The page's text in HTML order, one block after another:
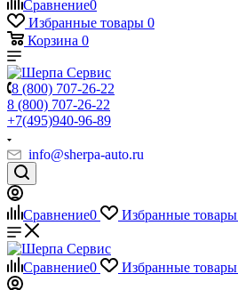
Сравнение0
Избранные товары 0
Корзина 0
8 (800) 707-26-22
8 (800) 707-26-22
+7(495)940-96-89
info@sherpa-auto.ru
Сравнение0 Избранные товары
Сравнение0 Избранные товары